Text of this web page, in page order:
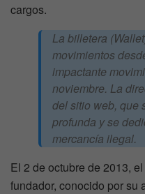
cargos.
La billetera
movimientos
impactante
noviembre. La
del sitio web, que
profunda y se
mercancía ilegal.
El 2 de octubre de 2013,
fundador, conocido por su